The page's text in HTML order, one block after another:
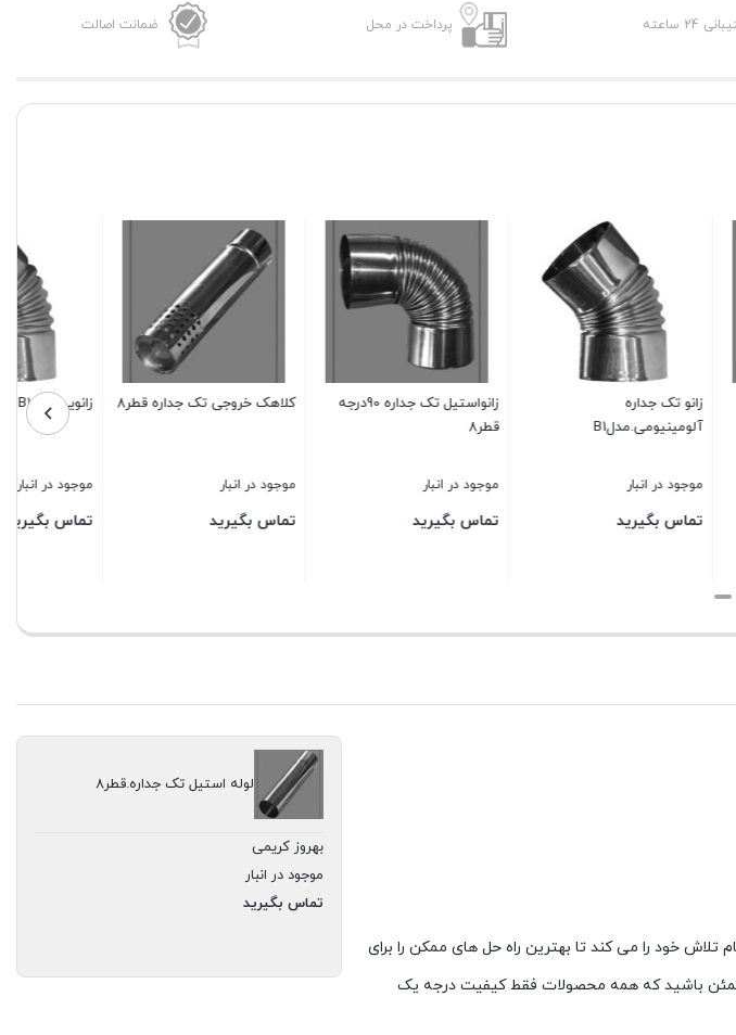
24 ساعته پرداخت در محل ضمانت اصالت
زانواستیل تک جداره 90درجه
قطر8
تماس بگیرید
کلاهک خروجی تک جداره قطر8
تماس بگیرید
زانویی.مدلB1
تماس بگیرید
خود را می کند تا بهترین راه حل های ممکن را برای
باشید که همه محصولات فقط کیفیت درجه یک
لوله استیل تک جداره.قطر8
بهروز کریمی
موجود در انبار
تماس بگیرید